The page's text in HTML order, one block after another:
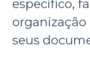
específico,
organização
seus